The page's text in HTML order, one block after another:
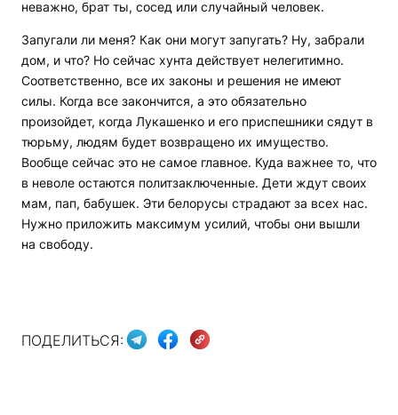
неважно, брат ты, сосед или случайный человек.
Запугали ли меня? Как они могут запугать? Ну, забрали
дом, и что? Но сейчас хунта действует нелегитимно.
Соответственно, все их законы и решения не имеют
силы. Когда все закончится, а это обязательно
произойдет, когда Лукашенко и его приспешники сядут в
тюрьму, людям будет возвращено их имущество.
Вообще сейчас это не самое главное. Куда важнее то, что
в неволе остаются политзаключенные. Дети ждут своих
мам, пап, бабушек. Эти белорусы страдают за всех нас.
Нужно приложить максимум усилий, чтобы они вышли
на свободу.
ПОДЕЛИТЬСЯ: